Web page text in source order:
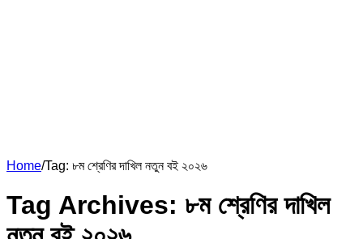
Home/Tag: ৮ম শ্রেণির দাখিল নতুন বই ২০২৬
Tag Archives: ৮ম শ্রেণির দাখিল